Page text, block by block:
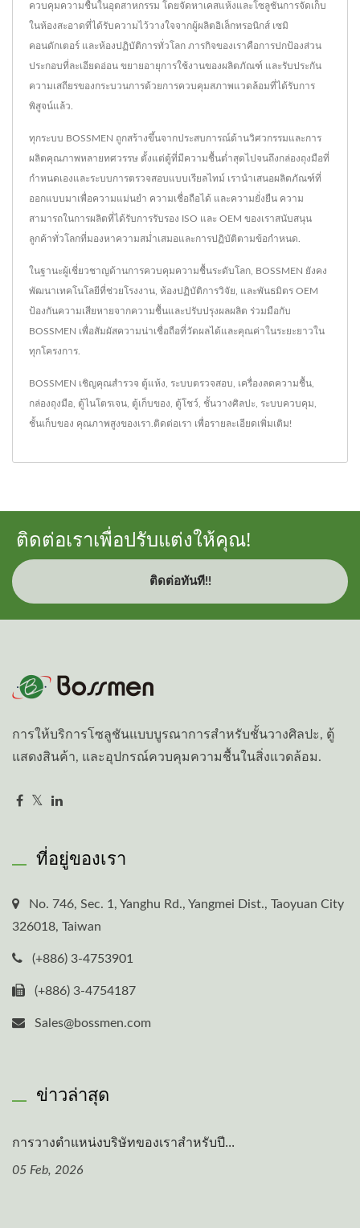
ควบคุมความชื้นในอุตสาหกรรม โดยจัดหาเคสแห้งและโซลูชันการจัดเก็บ
ในห้องสะอาดที่ได้รับความไว้วางใจจากผู้ผลิตอิเล็กทรอนิกส์ เซมิ
คอนดักเตอร์ และห้องปฏิบัติการทั่วโลก ภารกิจของเราคือการปกป้องส่วน
ประกอบที่ละเอียดอ่อน ขยายอายุการใช้งานของผลิตภัณฑ์ และรับประกัน
ความเสถียรของกระบวนการด้วยการควบคุมสภาพแวดล้อมที่ได้รับการ
พิสูจน์แล้ว.
ทุกระบบ BOSSMEN ถูกสร้างขึ้นจากประสบการณ์ด้านวิศวกรรมและการ
ผลิตคุณภาพหลายทศวรรษ ตั้งแต่ตู้ที่มีความชื้นต่ำสุดไปจนถึงกล่องถุงมือที่
กำหนดเองและระบบการตรวจสอบแบบเรียลไทม์ เรานำเสนอผลิตภัณฑ์ที่
ออกแบบมาเพื่อความแม่นยำ ความเชื่อถือได้ และความยั่งยืน ความ
สามารถในการผลิตที่ได้รับการรับรอง ISO และ OEM ของเราสนับสนุน
ลูกค้าทั่วโลกที่มองหาความสม่ำเสมอและการปฏิบัติตามข้อกำหนด.
ในฐานะผู้เชี่ยวชาญด้านการควบคุมความชื้นระดับโลก, BOSSMEN ยังคง
พัฒนาเทคโนโลยีที่ช่วยโรงงาน, ห้องปฏิบัติการวิจัย, และพันธมิตร OEM
ป้องกันความเสียหายจากความชื้นและปรับปรุงผลผลิต ร่วมมือกับ
BOSSMEN เพื่อสัมผัสความน่าเชื่อถือที่วัดผลได้และคุณค่าในระยะยาวใน
ทุกโครงการ.
BOSSMEN เชิญคุณสำรวจ ตู้แห้ง ระบบตรวจสอบ เครื่องลดความชื้น
กล่องถุงมือ ตู้ไนโตรเจน ตู้เก็บของ ตู้โชว์ ชั้นวางศิลปะ ระบบควบคุม
ชั้นเก็บของ คุณภาพสูงของเรา. ติดต่อเรา เพื่อรายละเอียดเพิ่มเติม!
ติดต่อเราเพื่อปรับแต่งให้คุณ!
ติดต่อทันที!!
การให้บริการโซลูชันแบบบูรณาการสำหรับชั้นวางศิลปะ, ตู้
แสดงสินค้า, และอุปกรณ์ควบคุมความชื้นในสิ่งแวดล้อม.
ที่อยู่ของเรา
No. 746, Sec. 1, Yanghu Rd., Yangmei Dist., Taoyuan City
326018, Taiwan
(+886) 3-4753901
(+886) 3-4754187
Sales@bossmen.com
ข่าวล่าสุด
การวางตำแหน่งบริษัทของเราสำหรับปี...
05 Feb, 2026